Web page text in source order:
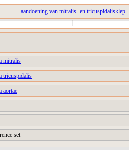
aandoening van mitralis- en tricuspidalisklep
|
mitralis
tricuspidalis
aortae
set